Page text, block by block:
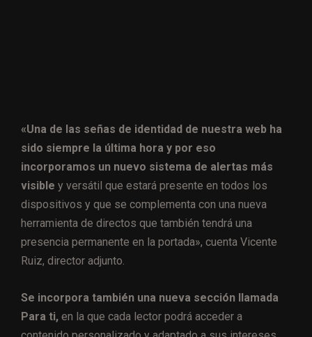
«Una de las señas de identidad de nuestra web ha
sido siempre la última hora y por eso
incorporamos un nuevo sistema de alertas más
visible y versátil que estará presente en todos los
dispositivos y que se complementa con una nueva
herramienta de directos que también tendrá una
presencia permanente en la portada», cuenta Vicente
Ruiz, director adjunto.
Se incorpora también una nueva sección llamada
Para ti, en la que cada lector podrá acceder a